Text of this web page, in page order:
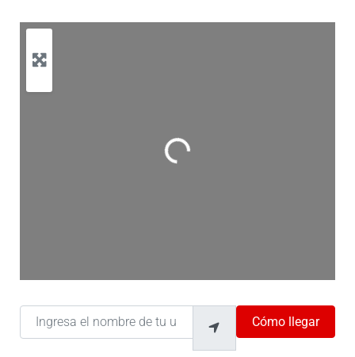
Cargando…
Ingresa el nombre de tu ubicación
Cómo llegar